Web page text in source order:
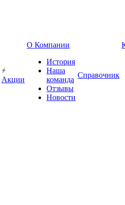
Акции
О Компании
История
Наша
команда
Отзывы
Новости
Справочник